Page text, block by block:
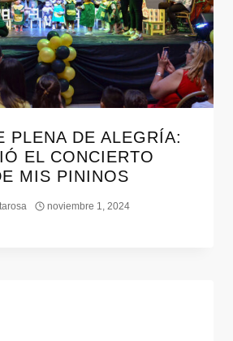
PLENA DE ALEGRÍA:
EL CONCIERTO
MIS PININOS
noviembre 1, 2024